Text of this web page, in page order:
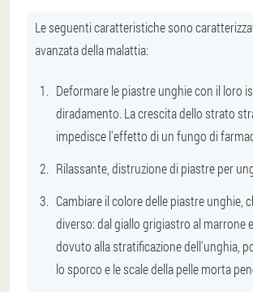
Le seguenti caratteristiche sono
avanzata della malattia:
Deformare le piastre unghie con il loro
diradamento. La crescita dello strato
impedisce l'effetto di un fungo di
Rilassante, distruzione di piastre per
Cambiare il colore delle piastre unghie,
diverso: dal giallo grigiastro al marrone
dovuto alla stratificazione dell'unghia,
lo sporco e le scale della pelle morta